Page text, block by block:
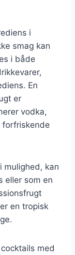
i
smag kan
i både
En
er
vodka,
forfriskende
mulighed, kan
eller som en
en tropisk
med